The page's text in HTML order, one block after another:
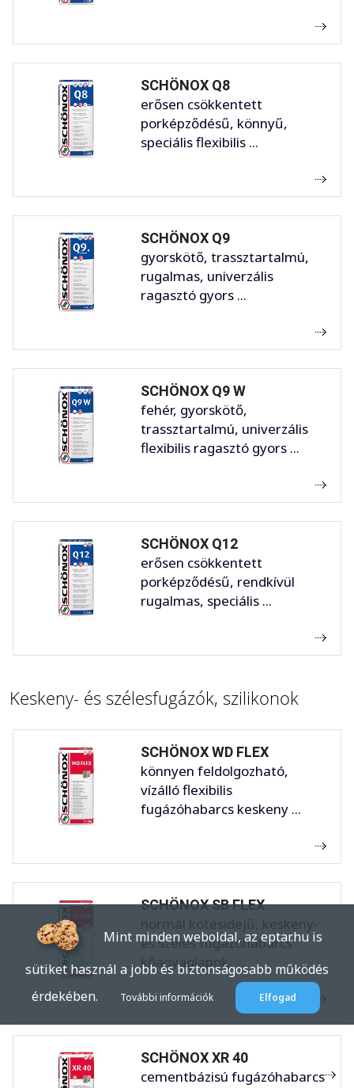
SCHÖNOX Q8
erősen csökkentett
porképződésű, könnyű,
speciális flexibilis ...
SCHÖNOX Q9
gyorskötő, trassztartalmú,
rugalmas, univerzális
ragasztó gyors ...
SCHÖNOX Q9 W
fehér, gyorskötő,
trassztartalmú, univerzális
flexibilis ragasztó gyors ...
SCHÖNOX Q12
erősen csökkentett
porképződésű, rendkívül
rugalmas, speciális ...
Keskeny- és szélesfugázók, szilikonok
SCHÖNOX WD FLEX
könnyen feldolgozható,
vízálló flexibilis
fugázóhabarcs keskeny ...
SCHÖNOX SB FLEX
normál kötésidejű, keskeny-
és széles fugázóhabarcs
kőagyaglapok, ...
SCHÖNOX XR 40
cementbázisú fugázóhabarcs
Mint minden weboldal, az eptar.hu is
sütiket használ a jobb és biztonságosabb működés
érdekében.
További információk Elfogad